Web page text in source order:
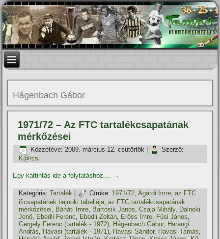
Hágenbach Gábor
1971/72 – Az FTC tartalékcsapatának
mérkőzései
Közzétéve: 2009. március 12. csütörtök
Szerző:
K@rcsi
Egy kattintás ide a folytatáshoz.... →
Kategória: Tartalék | Címke: 1971/72,Agárdi Imre,az FTC
ificsapatának bajnoki tabellája,az FTC tartalékcsapatának
mérkőzései, Bánáti Imre, Bartosik János,Csaja Mihály, Dalnoki
Jenő, Ebedli Ferenc, Ebedli Zoltán, Erőss Imre, Füsi János,
Gergely Ferenc (tartalék - 1972), Hágenbach Gábor, Harangi
András, Havasi (tartalék - 1971), Havasi Sándor, Havasi Tamás,